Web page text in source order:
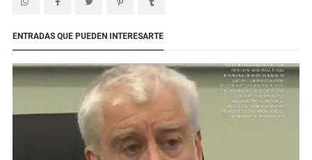
ENTRADAS QUE PUEDEN INTERESARTE